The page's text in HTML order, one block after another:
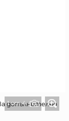
1 от 4
допълнително